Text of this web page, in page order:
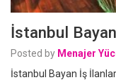
İstanbul
Posted by Menajer
İstanbul Bayan İş